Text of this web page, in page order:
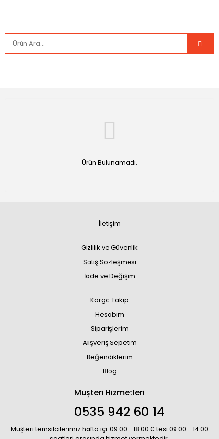
Ürün Bulunamadı.
İletişim
Gizlilik ve Güvenlik
Satış Sözleşmesi
İade ve Değişim
Kargo Takip
Hesabım
Siparişlerim
Alışveriş Sepetim
Beğendiklerim
Blog
Müşteri Hizmetleri
0535 942 60 14
Müşteri temsilcilerimiz hafta içi: 09:00 - 18:00 C.tesi 09:00 - 14:00